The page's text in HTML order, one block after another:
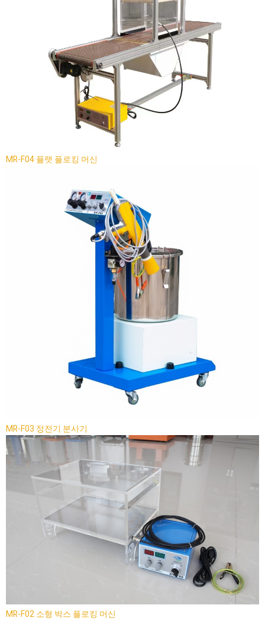
MR-F04 플랫 플로킹 머신
MR-F03 정전기 분사기
MR-F02 소형 박스 플로킹 머신